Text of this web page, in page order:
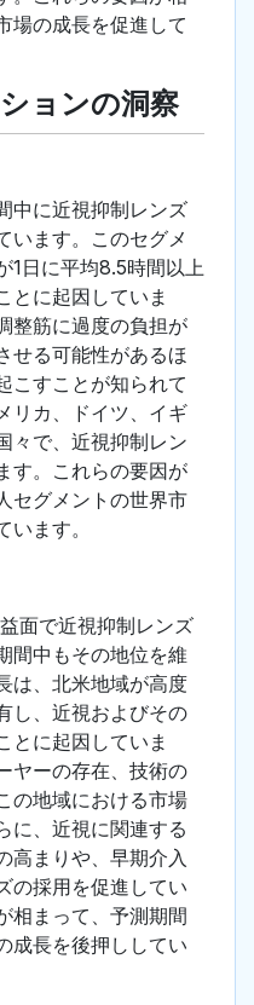
場の成長を促進して
ョンの洞察
中に近視抑制レンズ
います。このセグメ
1日に平均8.5時間以上
とに起因していま
整筋に過度の負担が
せる可能性があるほ
こすことが知られて
リカ、ドイツ、イギ
々で、近視抑制レン
す。これらの要因が
セグメントの世界市
ます。
面で近視抑制レンズ
間中もその地位を維
は、北米地域が高度
し、近視およびその
とに起因していま
ヤーの存在、技術の
の地域における市場
に、近視に関連する
高まりや、早期介入
の採用を促進してい
相まって、予測期間
成長を後押ししてい